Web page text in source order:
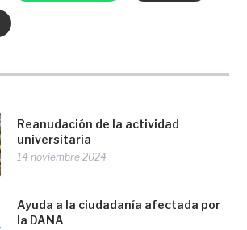
Reanudación de la actividad
universitaria
14 noviembre 2024
Ayuda a la ciudadanía afectada por
la DANA